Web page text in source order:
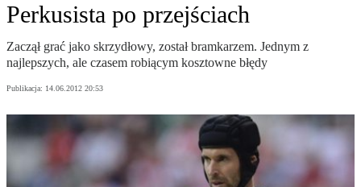
Perkusista po przejściach
Zaczął grać jako skrzydłowy, został bramkarzem. Jednym z
najlepszych, ale czasem robiącym kosztowne błędy
Publikacja: 14.06.2012 20:53